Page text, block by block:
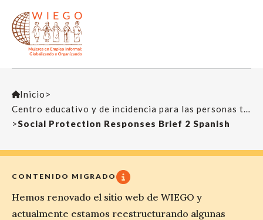
Inicio >
Centro educativo y de incidencia para las personas trabajadoras
>Social Protection Responses Brief 2 Spanish
CONTENIDO MIGRADO
Hemos renovado el sitio web de WIEGO y
actualmente estamos reestructurando algunas